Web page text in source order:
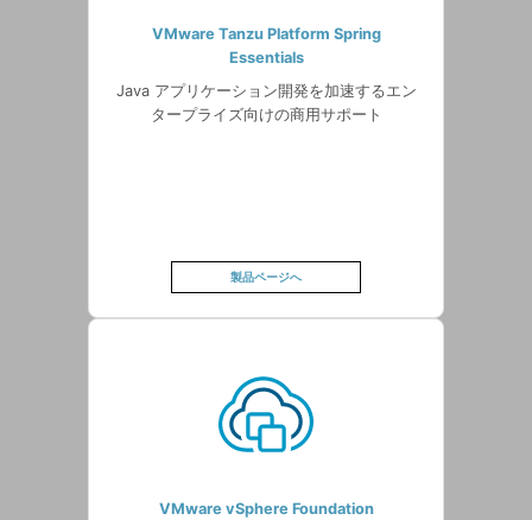
VMware Tanzu Platform Spring
Essentials
Java アプリケーション開発を加速するエン
タープライズ向けの商用サポート
製品ページへ
VMware vSphere Foundation